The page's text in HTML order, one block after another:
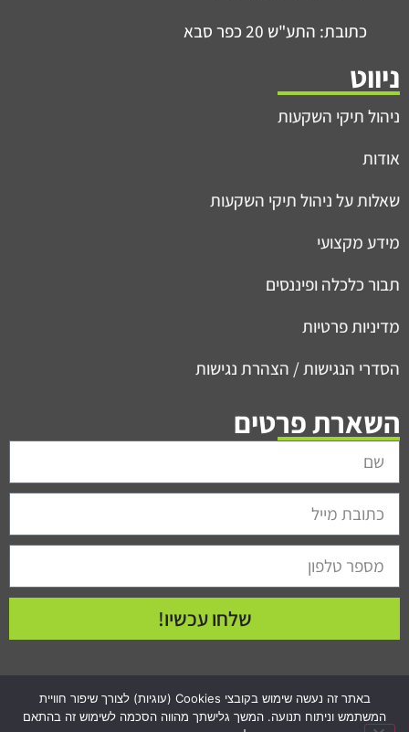
כתובת: התע"ש 20 כפר סבא
ניווט
ניהול תיקי השקעות
אודות
שאלות על ניהול תיקי השקעות
מידע מקצועי
תבור כלכלה ופיננסים
מדיניות פרטיות
הסדרי הנגישות / הצהרת נגישות
השארת פרטים
שלחו עכשיו!
באתר זה נעשה שימוש בקובצי Cookies (עוגיות) לצורך שיפור חוויית
המשתמש וניתוח תנועה. המשך גלישתך מהווה הסכמה לשימוש זה בהתאם